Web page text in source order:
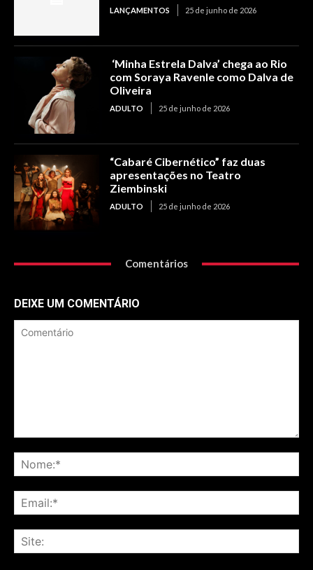
LANÇAMENTOS 25 de junho de 2026
‘Minha Estrela Dalva’ chega ao Rio
com Soraya Ravenle como Dalva de
Oliveira
ADULTO 25 de junho de 2026
“Cabaré Cibernético” faz duas
apresentações no Teatro
Ziembinski
ADULTO 25 de junho de 2026
Comentários
DEIXE UM COMENTÁRIO